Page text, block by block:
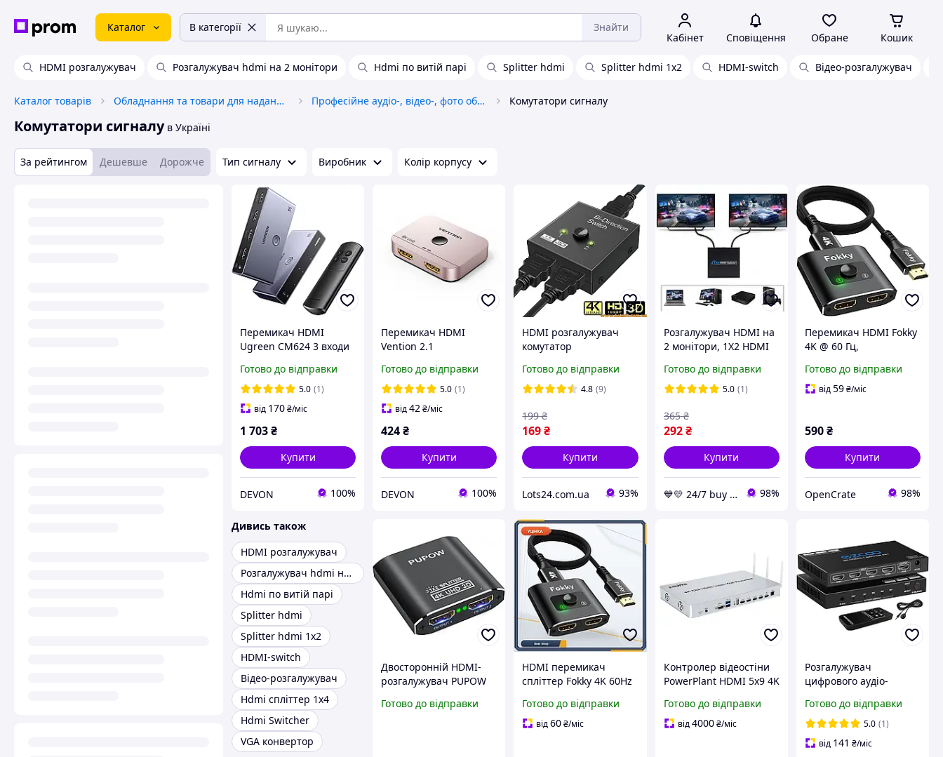
Каталог В категорії Знайти
Кабінет Сповіщення Обране Кошик
HDMI розгалужувач Розгалужувач hdmi на 2 монітори Hdmi по витій парі Splitter hdmi Splitter hdmi 1x2 HDMI-switch Відео-розгалужувач
Каталог товарів Обладнання та товари для надання послуг Професійне аудіо-, відео-, фото обладнання Комутатори сигналу
Комутатори сигналу в Україні
За рейтингом Дешевше Дорожче Тип сигналу Виробник Колір корпусу
Перемикач HDMI
Ugreen CM624 3 входи
120Гц VRR з пультом
Сірий
Готово до відправки
5.0 (1)
від 170₴/міс
1 703₴
Купити
DEVON 100%
Перемикач HDMI
Vention 2.1
60Гц 4K 120Гц алюміній
Рожевий
Готово до відправки
5.0 (1)
від42₴/міс
424₴
Купити
DEVON 100%
HDMI розгалужувач
комутатор
перемикач 2x1 1x2 для
монітора телевізора
Dolby DTS 4K 60Hz
Готово до відправки
4.8 (9)
169₴
199 ₴
Купити
Lots24.com.ua 93%
Розгалужувач HDMI на
2 монітори, 1X2 HDMI
сплітер hdmi на 2
монітори 1080p, hdmi
Готово до відправки
5.0 (1)
292 ₴
365 ₴
Купити
💙💛 24/7 buy цілодобовий магазин з топовими товарами 👌% 🚚 ⤵ 98%
Перемикач HDMI Fokky
4K @ 60 Гц,
розгалужувач HDMI
Розгалужувач HDMI 2 в
Готово до відправки
від59₴/міс
590₴
Купити
OpenCrate 98%
Дивись також
HDMI розгалужувач
Розгалужувач hdmi на 2 монітори
Hdmi по витій парі
Splitter hdmi
Splitter hdmi 1x2
HDMI-switch
Відео-розгалужувач
Hdmi спліттер 1х4
Hdmi Switcher
VGA конвертор
Двосторонній HDMI-
розгалужувач PUPOW
4K Full HD 1080P
Готово до відправки
HDMI перемикач
спліттер Fokky 4K 60Hz
HDMI 2.0 алюмінієвий
кабель 1м HDR HDCP2.2
Готово до відправки
від60₴/міс
Контролер відеостіни
PowerPlant HDMI 5x9 4K
(HDVW05)
Готово до відправки
від4000 ₴/міс
Розгалужувач
цифрового аудіо-
Ezcoo Switch 8K 1х4 4-
портовий комутатор
Готово до відправки
5.0 (1)
від 141 ₴/міс